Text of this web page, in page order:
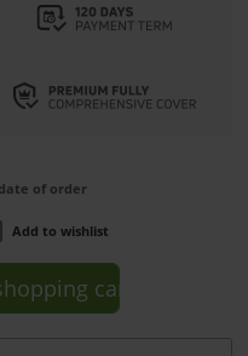
of order
Add to wishlist
cart